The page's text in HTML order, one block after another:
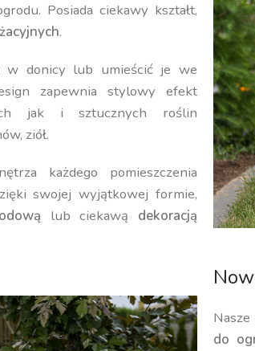
Posiada ciekawy kształt,
.
w donicy lub umieścić je we
zapewnia stylowy efekt
jak i sztucznych roślin
ziół.
każdego pomieszczenia
swojej wyjątkowej formie,
lub ciekawą dekoracją
do